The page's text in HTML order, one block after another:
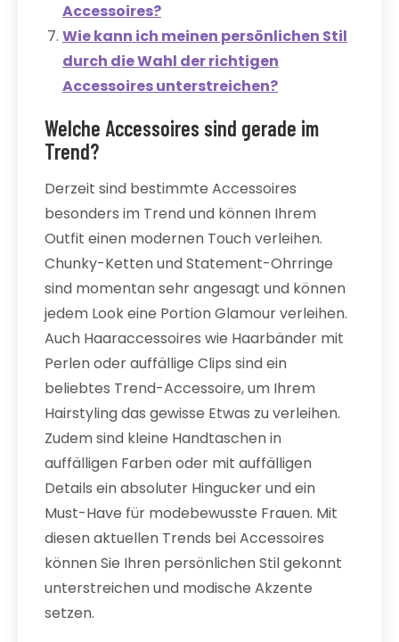
Accessoires?
Wie kann ich meinen persönlichen Stil
durch die Wahl der richtigen
Accessoires unterstreichen?
Welche Accessoires sind gerade im
Trend?
Derzeit sind bestimmte Accessoires
besonders im Trend und können Ihrem
Outfit einen modernen Touch verleihen.
Chunky-Ketten und Statement-Ohrringe
sind momentan sehr angesagt und können
jedem Look eine Portion Glamour verleihen.
Auch Haaraccessoires wie Haarbänder mit
Perlen oder auffällige Clips sind ein
beliebtes Trend-Accessoire, um Ihrem
Hairstyling das gewisse Etwas zu verleihen.
Zudem sind kleine Handtaschen in
auffälligen Farben oder mit auffälligen
Details ein absoluter Hingucker und ein
Must-Have für modebewusste Frauen. Mit
diesen aktuellen Trends bei Accessoires
können Sie Ihren persönlichen Stil gekonnt
unterstreichen und modische Akzente
setzen.